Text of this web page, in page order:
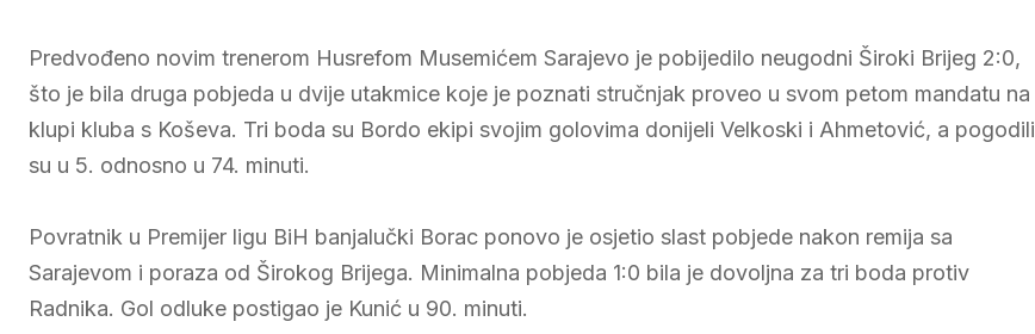
Predvođeno novim trenerom Husrefom Musemićem Sarajevo je pobijedilo neugodni Široki Brijeg 2:0,
što je bila druga pobjeda u dvije utakmice koje je poznati stručnjak proveo u svom petom mandatu na
klupi kluba s Koševa. Tri boda su Bordo ekipi svojim golovima donijeli Velkoski i Ahmetović, a pogodili
su u 5. odnosno u 74. minuti.
Povratnik u Premijer ligu BiH banjalučki Borac ponovo je osjetio slast pobjede nakon remija sa
Sarajevom i poraza od Širokog Brijega. Minimalna pobjeda 1:0 bila je dovoljna za tri boda protiv
Radnika. Gol odluke postigao je Kunić u 90. minuti.